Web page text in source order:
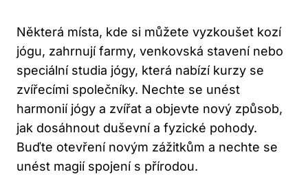
Některá místa, ‌kde si⁢ můžete⁣ vyzkoušet⁤ kozí
jógu, zahrnují​ farmy, venkovská ​stavení nebo
speciální studia jógy, která⁣ nabízí kurzy se
zvířecími společníky. Nechte ⁤se⁣ unést
⁢harmonií ‍jógy a zvířat‍ a objevte nový způsob,
jak dosáhnout ‍duševní⁤ a ​fyzické pohody.
Buďte⁢ otevření ⁢novým zážitkům a nechte se
unést ​magií spojení s přírodou.